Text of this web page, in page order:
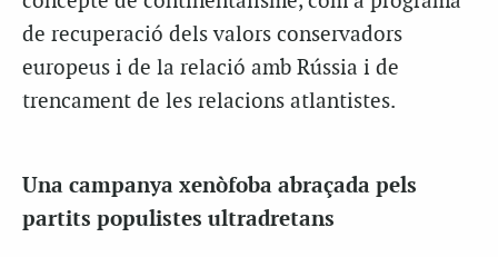
de recuperació dels valors conservadors
europeus i de la relació amb Rússia i de
trencament de les relacions atlantistes.
Una campanya xenòfoba abraçada pels
partits populistes ultradretans